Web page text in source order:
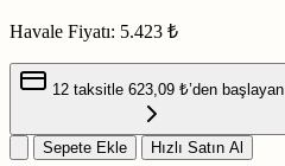
Havale Fiyatı: 5.423 ₺
12 taksitle 623,09 ₺’den başlayan
Sepete Ekle Hızlı Satın Al